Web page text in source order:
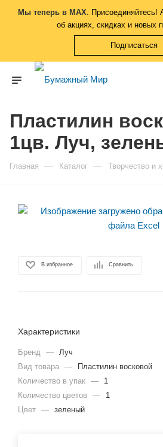
Мы теперь в MAX. Присоединяйтесь!
об акциях, скидках и новых
Подписаться
Пластилин
1цв. Луч,
Главная — Каталог — Творчество и
В избранное Сравнить
Характеристики
Бренд — Луч
Вид товара —
Пластилин восковой
Количество в упак —
1
Количество цветов
—
1
Цвет — зеленый